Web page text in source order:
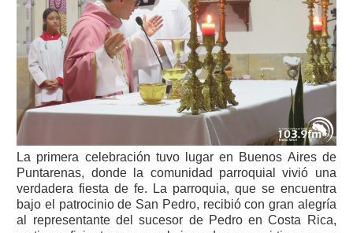
La primera celebración tuvo lugar en Buenos Aires de
Puntarenas, donde la comunidad parroquial vivió una
verdadera fiesta de fe. La parroquia, que se encuentra
bajo el patrocinio de San Pedro, recibió con gran alegría
al representante del sucesor de Pedro en Costa Rica,